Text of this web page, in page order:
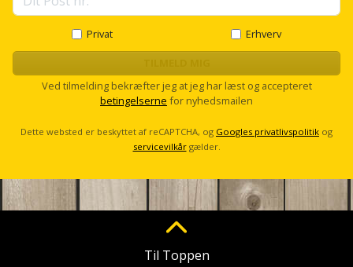
Privat Erhverv
Ved tilmelding bekræfter jeg at jeg har læst og accepteret
betingelserne for nyhedsmailen
Dette websted er beskyttet af reCAPTCHA, og Googles privatlivspolitik og
servicevilkårgælder.
Til Toppen